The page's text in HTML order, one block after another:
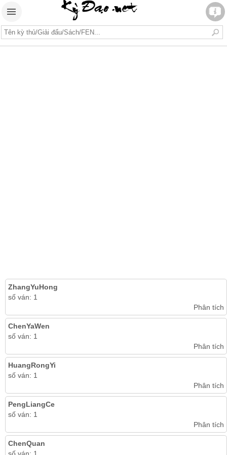
ZhangYuHong
số ván: 1
Phân tích
ChenYaWen
số ván: 1
Phân tích
HuangRongYi
số ván: 1
Phân tích
PengLiangCe
số ván: 1
Phân tích
ChenQuan